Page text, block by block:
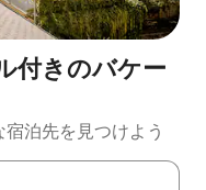
付きのバケー
泊先を見つけよう